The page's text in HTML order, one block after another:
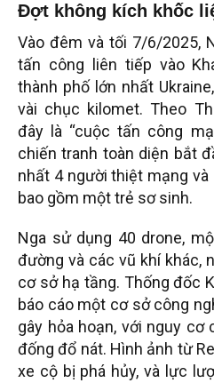
Đợt không kích khốc
Vào đêm và tối 7/6/2025,
tấn công liên tiếp vào
thành phố lớn nhất
vài chục kilomet. Theo
đây là “cuộc tấn công
chiến tranh toàn diện bắt
nhất 4 người thiệt mạng
bao gồm một trẻ sơ sinh.
Nga sử dụng 40 drone,
đường và các vũ khí khác,
cơ sở hạ tầng. Thống đốc
báo cáo một cơ sở công
gây hỏa hoạn, với nguy
đống đổ nát. Hình ảnh từ
xe cộ bị phá hủy, và lực